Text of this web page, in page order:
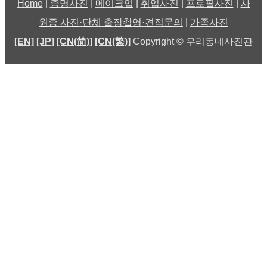
Home| 증명사진 메이크업 취업사진 프로필사진
사
원증 사진·단체 출장촬영·견적문의
가족사진
[EN] [JP] [CN(简)] [CN(繁)] Copyright © 우리동네사진관